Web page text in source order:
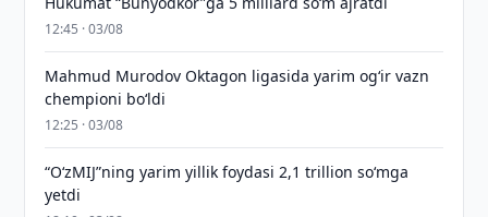
12:45 · 03/08
Mahmud Murodov Oktagon ligasida yarim og‘ir vazn
chempioni bo‘ldi
12:25 · 03/08
“O‘zMIJ”ning yarim yillik foydasi 2,1 trillion so‘mga
yetdi